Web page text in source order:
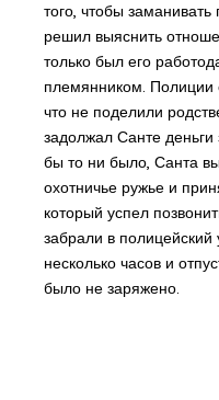
того, чтобы
решил выяснить
только был его
племянником. Полиции
что не поделили
задолжал Санте
бы то ни было, Санта
охотничье ружье и
который успел
забрали в полицейский
несколько часов и
было не заряжено.